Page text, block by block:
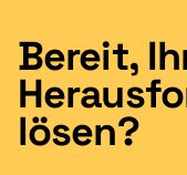
Bereit,
lösen?